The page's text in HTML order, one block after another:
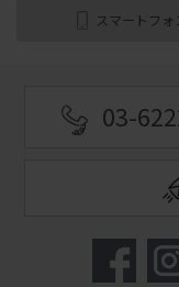
スマートフォ
03-